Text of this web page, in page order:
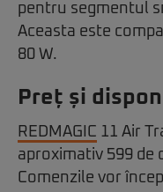
pentru segmentul
Aceasta este
80 W.
Preț și
REDMAGIC 11 Air
aproximativ 599 de
Comenzile vor